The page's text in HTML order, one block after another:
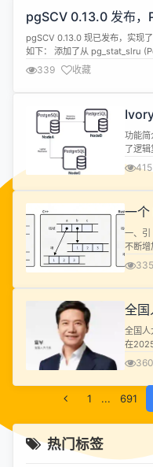
流程
pgSCV 0.13.0 发布，
器
pgSCV 0.13.0 现已发布，实现
如下： 添加了从 pg_stat_slru
pg_stat_io (PostgreSQL 16+)
初始支持； 增加了多 multi
339 收藏
析：
功能
了逻
有效解
辑复
务连续
息。
障发生
度地
415
一个
用的
一、引
不断增
并发
的。
了稳定
的需
收：
垃圾回
335
全国
工智
全国人
在
加快
源汽
业高质
建议
议 其
展，雷
360
1 ... 691
热门标签